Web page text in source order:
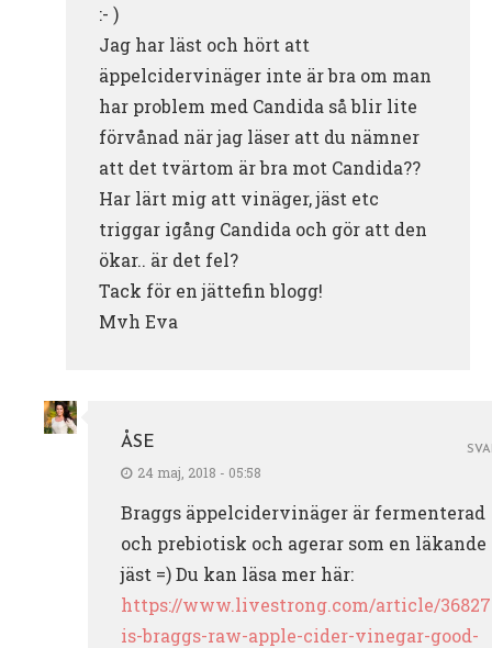
:- )
Jag har läst och hört att
äppelcidervinäger inte är bra om man
har problem med Candida så blir lite
förvånad när jag läser att du nämner
att det tvärtom är bra mot Candida??
Har lärt mig att vinäger, jäst etc
triggar igång Candida och gör att den
ökar.. är det fel?
Tack för en jättefin blogg!
Mvh Eva
ÅSE
24 maj, 2018 - 05:58
Braggs äppelcidervinäger är fermenterad
och prebiotisk och agerar som en läkande
jäst =) Du kan läsa mer här:
https://www.livestrong.com/article/
is-braggs-raw-apple-cider-vinegar-good-